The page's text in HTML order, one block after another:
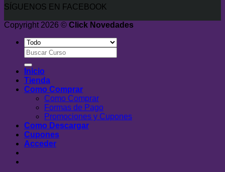
SÍGUENOS EN FACEBOOK
Copyright 2026 © Click Novedades
Buscar
por:
Inicio
Tienda
Como Comprar
Como Comprar
Formas de Pago
Promociones y Cupones
Como Descargar
Cupones
Acceder